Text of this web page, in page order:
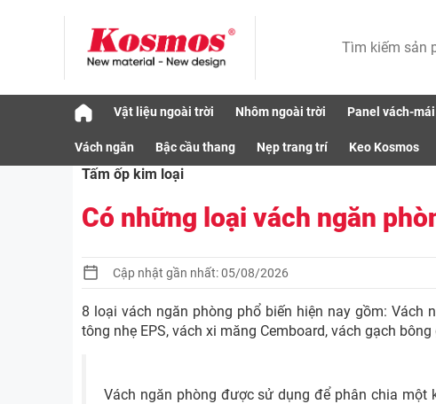
Vật liệu ngoài trời Nhôm ngoài trời Panel vách-mái
Vách ngăn Bậc cầu thang Nẹp trang trí Keo Kosmos
Tấm ốp kim loại
Có những loại vách ngăn
Cập nhật gần nhất: 05/08/2026
8 loại vách ngăn phòng phổ biến hiện nay gồm: Vách
tông nhẹ EPS, vách xi măng Cemboard, vách gạch
Vách ngăn phòng được sử dụng để phân chia